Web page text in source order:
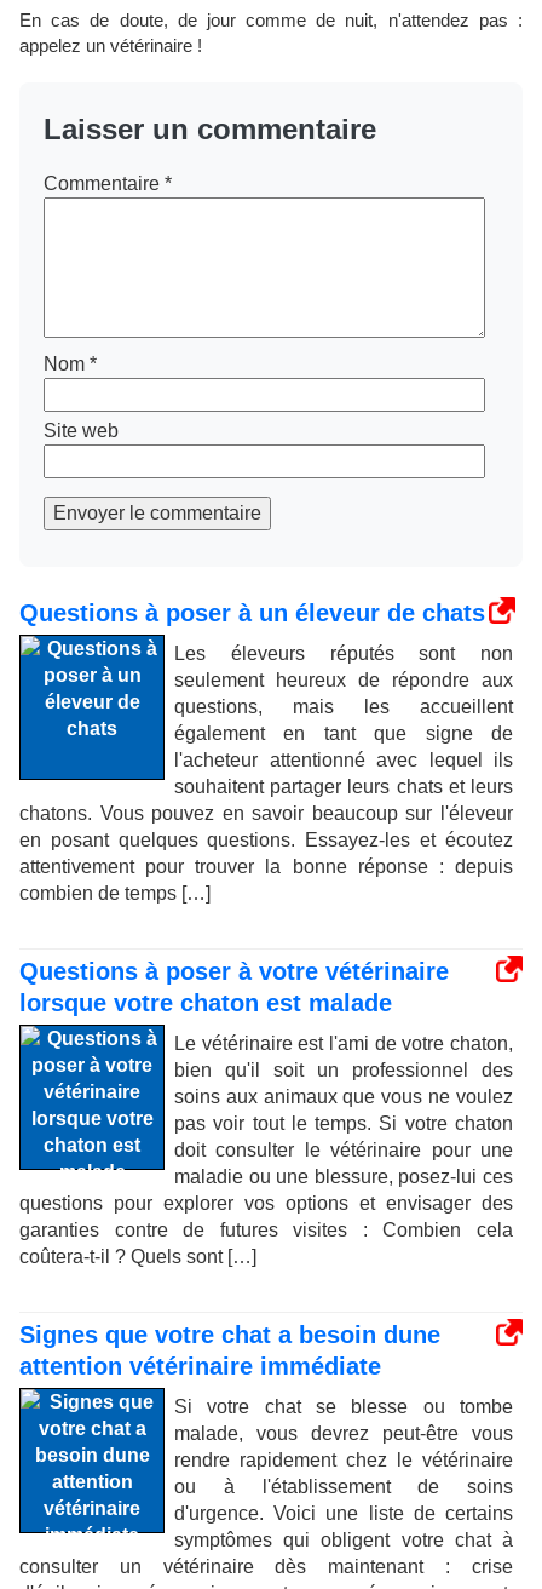
En cas de doute, de jour comme de nuit, n'attendez pas :
appelez un vétérinaire !
Laisser un commentaire
Commentaire *
Nom *
Site web
Envoyer le commentaire
Questions à poser à un éleveur de chats
Les éleveurs réputés sont non
seulement heureux de répondre aux
questions, mais les accueillent
également en tant que signe de
l'acheteur attentionné avec lequel ils
souhaitent partager leurs chats et leurs
chatons. Vous pouvez en savoir beaucoup sur l'éleveur
en posant quelques questions. Essayez-les et écoutez
attentivement pour trouver la bonne réponse : depuis
combien de temps […]
Questions à poser à votre vétérinaire
lorsque votre chaton est malade
Le vétérinaire est l'ami de votre chaton,
bien qu'il soit un professionnel des
soins aux animaux que vous ne voulez
pas voir tout le temps. Si votre chaton
doit consulter le vétérinaire pour une
maladie ou une blessure, posez-lui ces
questions pour explorer vos options et envisager des
garanties contre de futures visites : Combien cela
coûtera-t-il ? Quels sont […]
Signes que votre chat a besoin dune
attention vétérinaire immédiate
Si votre chat se blesse ou tombe
malade, vous devrez peut-être vous
rendre rapidement chez le vétérinaire
ou à l'établissement de soins
d'urgence. Voici une liste de certains
symptômes qui obligent votre chat à
consulter un vétérinaire dès maintenant : crise